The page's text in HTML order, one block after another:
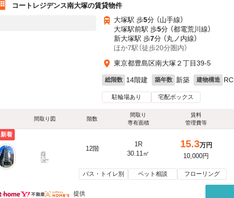
コートレジデンス南大塚の賃貸物件
大塚駅 歩5分 （山手線）
大塚駅前駅 歩5分 （都電荒川線）
新大塚駅 歩7分 （丸ノ内線）
ほか7駅（徒歩20分圏内）
東京都豊島区南大塚２丁目39-5
総階数 14階建 築年数 新築 建物構造 RC
駐輪場あり 宅配ボックス
間取り図 階数
間取り
専有面積
賃料
管理費等
新着
12階
1R
30.11㎡
15.3万円
10,000円
バス・トイレ別 ペット相談 フローリング
提供